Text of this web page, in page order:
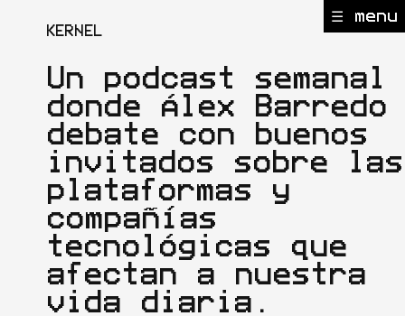
☰ menu
KERNEL
Un podcast semanal
donde Álex Barredo
debate con buenos
invitados sobre las
plataformas y
compañías
tecnológicas que
afectan a nuestra
vida diaria.